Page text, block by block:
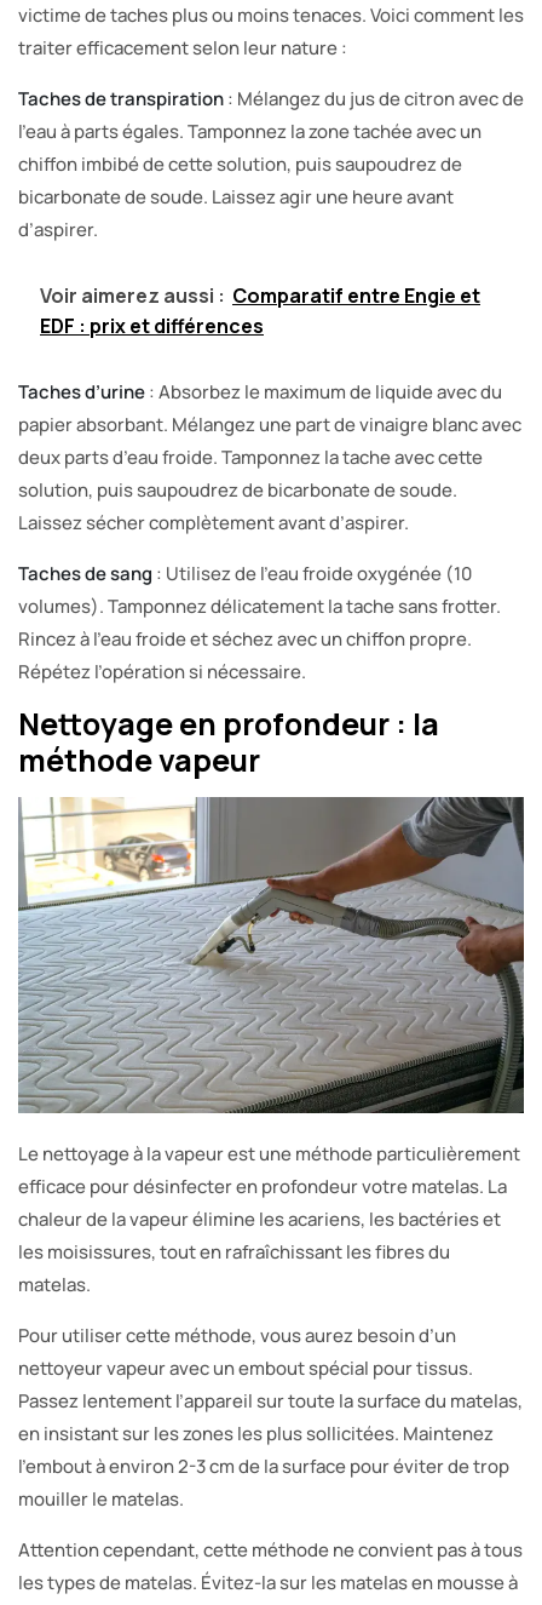
victime de taches plus ou moins tenaces. Voici comment les
traiter efficacement selon leur nature :
Taches de transpiration: Mélangez du jus de citron avec de
l’eau à parts égales. Tamponnez la zone tachée avec un
chiffon imbibé de cette solution, puis saupoudrez de
bicarbonate de soude. Laissez agir une heure avant
d’aspirer.
Voir aimerez aussi : Comparatif entre Engie et
EDF : prix et différences
Taches d’urine: Absorbez le maximum de liquide avec du
papier absorbant. Mélangez une part de vinaigre blanc avec
deux parts d’eau froide. Tamponnez la tache avec cette
solution, puis saupoudrez de bicarbonate de soude.
Laissez sécher complètement avant d’aspirer.
Taches de sang : Utilisez de l’eau froide oxygénée (10
volumes). Tamponnez délicatement la tache sans frotter.
Rincez à l’eau froide et séchez avec un chiffon propre.
Répétez l’opération si nécessaire.
Nettoyage en profondeur : la
méthode vapeur
Le nettoyage à la vapeur est une méthode particulièrement
efficace pour désinfecter en profondeur votre matelas. La
chaleur de la vapeur élimine les acariens, les bactéries et
les moisissures, tout en rafraîchissant les fibres du
matelas.
Pour utiliser cette méthode, vous aurez besoin d’un
nettoyeur vapeur avec un embout spécial pour tissus.
Passez lentement l’appareil sur toute la surface du matelas,
en insistant sur les zones les plus sollicitées. Maintenez
l’embout à environ 2-3 cm de la surface pour éviter de trop
mouiller le matelas.
Attention cependant, cette méthode ne convient pas à tous
les types de matelas. Évitez-la sur les matelas en mousse à